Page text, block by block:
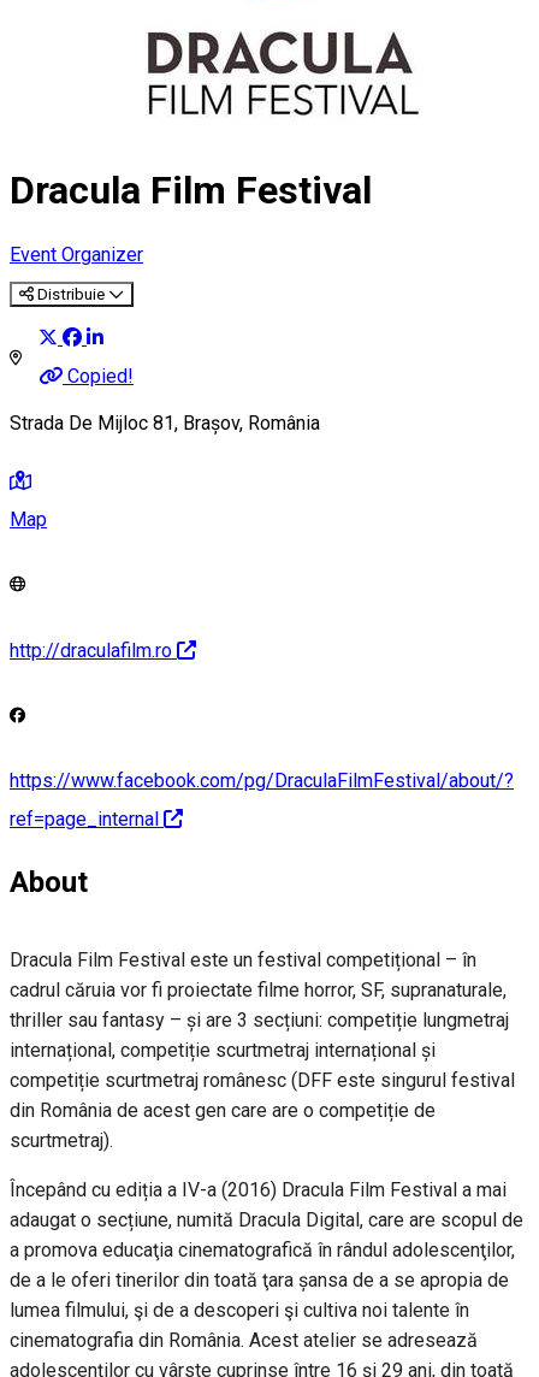
Dracula Film Festival
Event Organizer
Distribuie
Copied!
Strada De Mijloc 81, Brașov, România
Map
http://draculafilm.ro
https://www.facebook.com/pg/DraculaFilmFestival/about/?
ref=page_internal
About
Dracula Film Festival este un festival competițional – în
cadrul căruia vor fi proiectate filme horror, SF, supranaturale,
thriller sau fantasy – și are 3 secțiuni: competiție lungmetraj
internațional, competiție scurtmetraj internațional și
competiție scurtmetraj românesc (DFF este singurul festival
din România de acest gen care are o competiție de
scurtmetraj).
Începând cu ediția a IV-a (2016) Dracula Film Festival a mai
adaugat o secțiune, numită Dracula Digital, care are scopul de
a promova educaţia cinematografică în rândul adolescenţilor,
de a le oferi tinerilor din toată ţara șansa de a se apropia de
lumea filmului, şi de a descoperi şi cultiva noi talente în
cinematografia din România. Acest atelier se adresează
adolescenţilor cu vârste cuprinse între 16 şi 29 ani, din toată